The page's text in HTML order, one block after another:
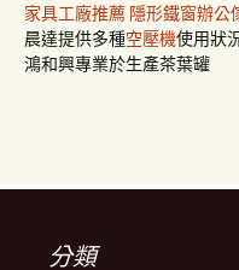
家具工廠推薦 隱形鐵窗辦公
晨達提供多種空壓機使用狀
鴻和興專業於生產茶葉罐
分類